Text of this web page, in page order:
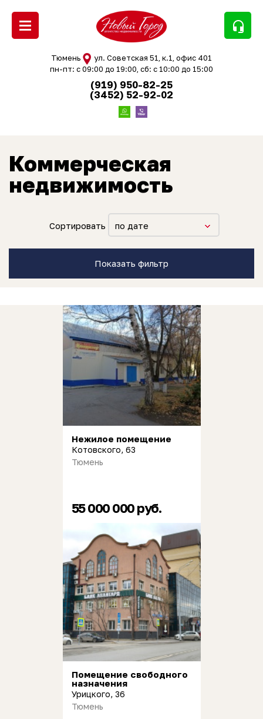
headset_mic
Тюмень
ул. Советская 51, к.1, офис 401
пн-пт: с 09:00 до 19:00, сб: с 10:00 до 15:00
(919) 950-82-25
(3452) 52-92-02
Коммерческая
недвижимость
Сортировать по дате
Показать фильтр
Нежилое помещение
Котовского, 63
Тюмень
55 000 000 руб.
Помещение свободного
назначения
Урицкого, 36
Тюмень